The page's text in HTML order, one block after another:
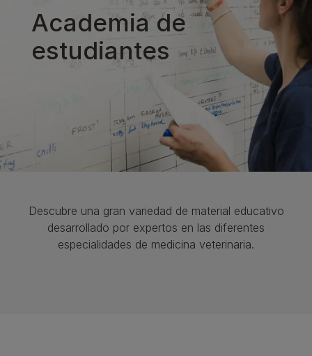
Academia de
estudiantes
Descubre una gran variedad de material educativo
desarrollado por expertos en las diferentes
especialidades de medicina veterinaria.